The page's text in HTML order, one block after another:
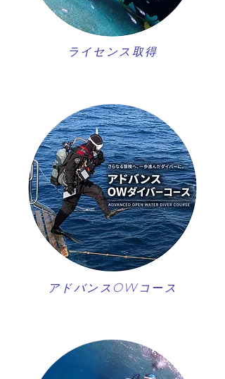
ライセンス取得
アドバンスOWコース